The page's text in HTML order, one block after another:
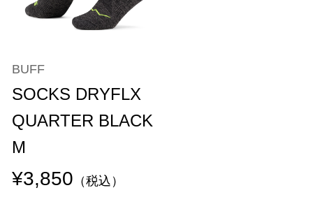
BUFF
SOCKS DRYFLX
QUARTER BLACK
M
¥3,850 （税込）